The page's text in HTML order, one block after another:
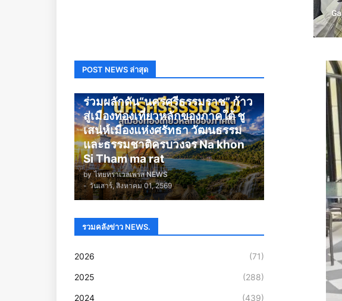
POST NEWS ล่าสุด
ร่วมผลักดัน“นครศรีธรรมราช” ก้าว
สู่เมืองท่องเที่ยวหลักของภาคใต้ ชู
เสน่ห์เมืองแห่งศรัทธา วัฒนธรรม
และธรรมชาติครบวงจร Na khon
Si Tham ma rat
by ไทยทราเวลเพรส NEWS
- วันเสาร์, สิงหาคม 01, 2569
รวมคลังข่าว NEWS.
2026 (71)
2025 (288)
2024 (439)